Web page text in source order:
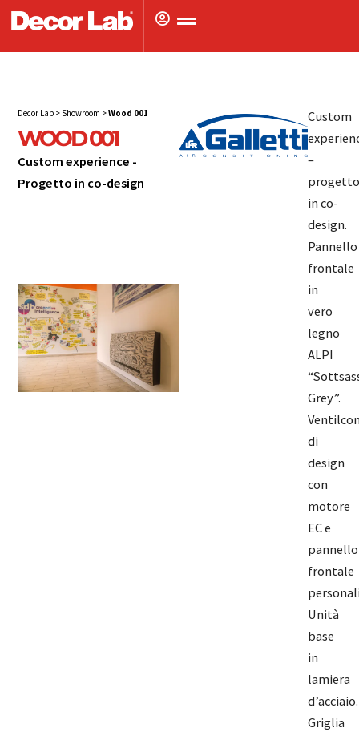
Decor Lab > Showroom >Wood 001
WOOD 001
Custom experience -
Progetto in co-design
Custom
–
progetto
in co-
design.
Pannello
frontale
in
vero
legno
ALPI
Grey”.
di
design
con
motore
EC e
pannello
frontale
Unità
base
in
lamiera
d’acciaio.
Griglia